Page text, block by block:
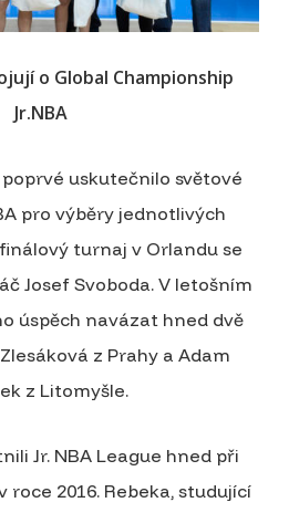
o Global Championship
Jr.NBA
uskutečnilo světové
pro výběry jednotlivých
turnaj v Orlandu se
Josef Svoboda. V letošním
úspěch navázat hned dvě
z Prahy a Adam
z Litomyšle.
Jr. NBA League hned při
2016. Rebeka, studující